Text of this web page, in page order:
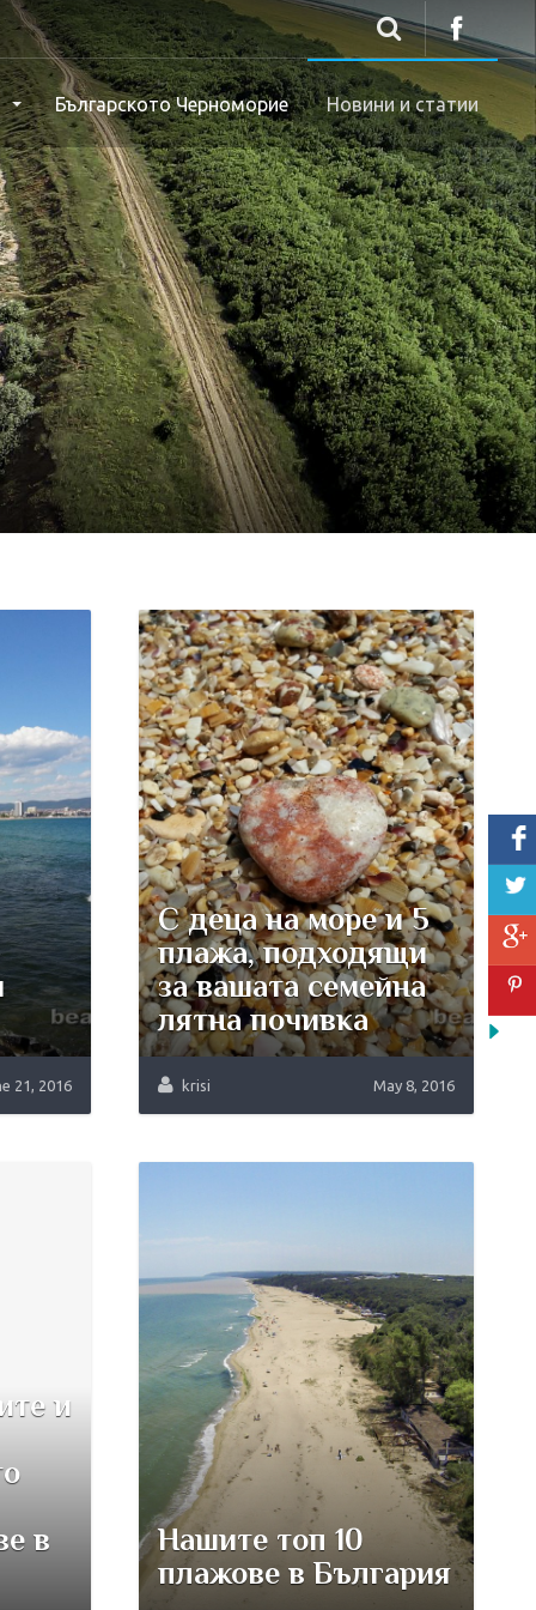
Българското Черноморие Новини и статии
21, 2016
С деца на море и 5
плажа, подходящи
за вашата семейна
лятна почивка
krisi May 8, 2016
и
в
Нашите топ 10
плажове в България